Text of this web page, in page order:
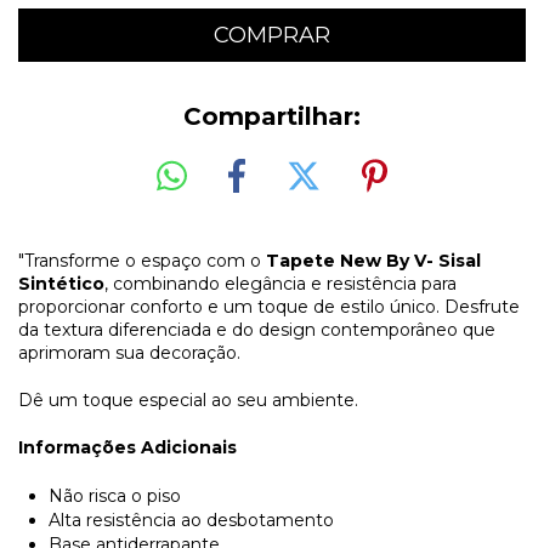
Compartilhar:
"Transforme o espaço com o Tapete New By V- Sisal
Sintético, combinando elegância e resistência para
proporcionar conforto e um toque de estilo único. Desfrute
da textura diferenciada e do design contemporâneo que
aprimoram sua decoração.
Dê um toque especial ao seu ambiente.
Informações Adicionais
Não risca o piso
Alta resistência ao desbotamento